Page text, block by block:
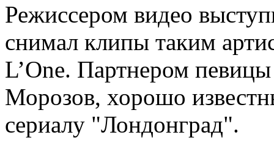
Режиссером видео
снимал клипы таким
L’One. Партнером
Морозов, хорошо
сериалу "Лондонград".